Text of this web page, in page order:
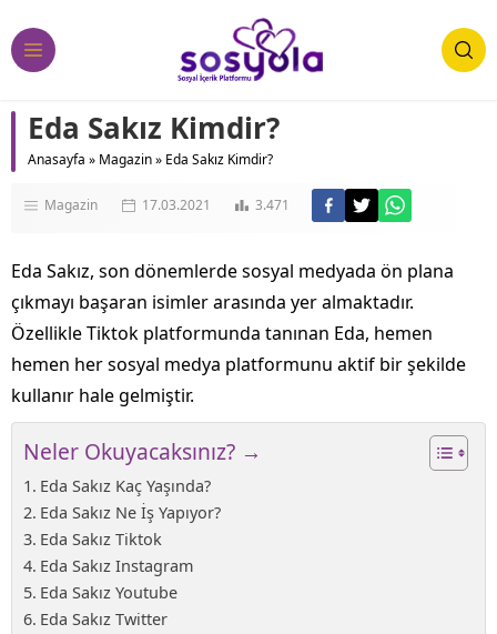
Eda Sakız Kimdir?
Anasayfa » Magazin» Eda Sakız Kimdir?
Magazin 17.03.2021 3.471
Eda Sakız, son dönemlerde sosyal medyada ön plana
çıkmayı başaran isimler arasında yer almaktadır.
Özellikle Tiktok platformunda tanınan Eda, hemen
hemen her sosyal medya platformunu aktif bir şekilde
kullanır hale gelmiştir.
Neler Okuyacaksınız? →
Eda Sakız Kaç Yaşında?
Eda Sakız Ne İş Yapıyor?
Eda Sakız Tiktok
Eda Sakız Instagram
Eda Sakız Youtube
Eda Sakız Twitter